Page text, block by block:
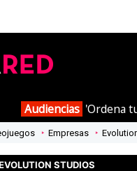
Audiencias 'Ordena
Empresas
STUDIOS